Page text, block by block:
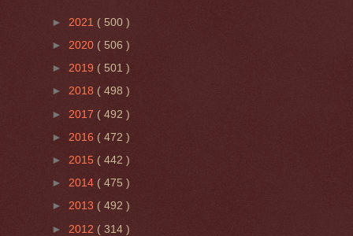
► 2021 ( 500 )
► 2020 ( 506 )
► 2019 ( 501 )
► 2018 ( 498 )
► 2017 ( 492 )
► 2016 ( 472 )
► 2015 ( 442 )
► 2014 ( 475 )
► 2013 ( 492 )
► 2012 ( 314 )